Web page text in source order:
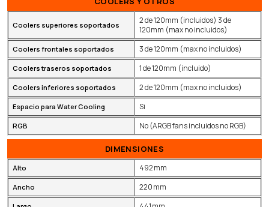
Coolers superiores soportados
2 de 120mm (incluidos) 3 de
120mm (max no incluidos)
Coolers frontales soportados 3 de 120mm (max no incluidos)
Coolers traseros soportados 1 de 120mm (incluido)
Coolers inferiores soportados 2 de 120mm (max no incluidos)
Espacio para Water Cooling Si
RGB No (ARGB fans incluidos no RGB)
DIMENSIONES
Alto 492 mm
Ancho 220 mm